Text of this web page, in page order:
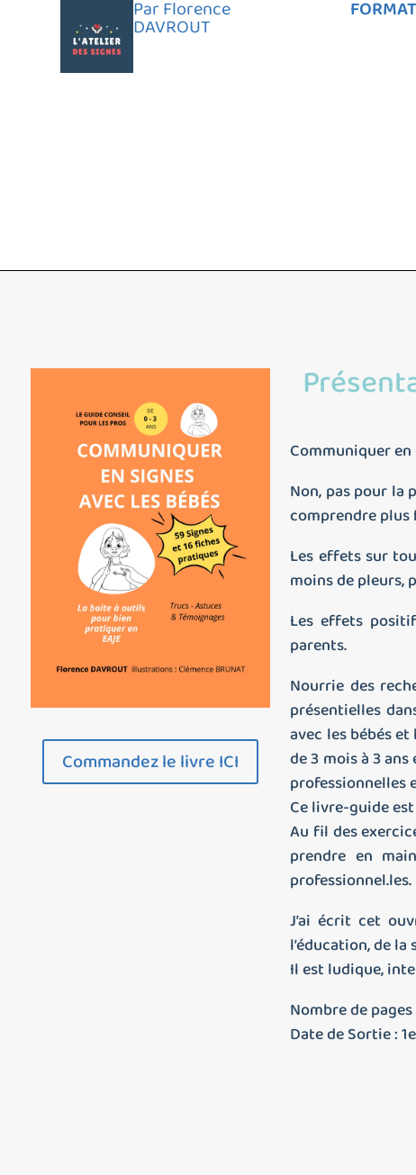
Par Florence
DAVROUT
Commandez le livre ICI
Communiquer en
Non, pas pour la
comprendre
Les effets sur
moins de pleurs,
Les effets
parents.
Nourrie des
présentielles
avec les bébés
de 3 mois à 3
professionnelles
Ce livre-guide
Au fil des
prendre en
professionnel.les.
J’ai écrit cet
l’éducation, de
Il est ludique,
Nombre de
Date de Sortie :